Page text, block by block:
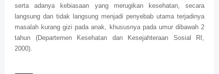
serta adanya kebiasaan yang merugikan kesehatan, secara
langsung dan tidak langsung menjadi penyebab utama terjadinya
masalah kurang gizi pada anak, khususnya pada umur dibawah 2
tahun (Departemen Kesehatan dan Kesejahteraan Sosial RI,
2000).